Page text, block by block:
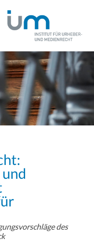
des